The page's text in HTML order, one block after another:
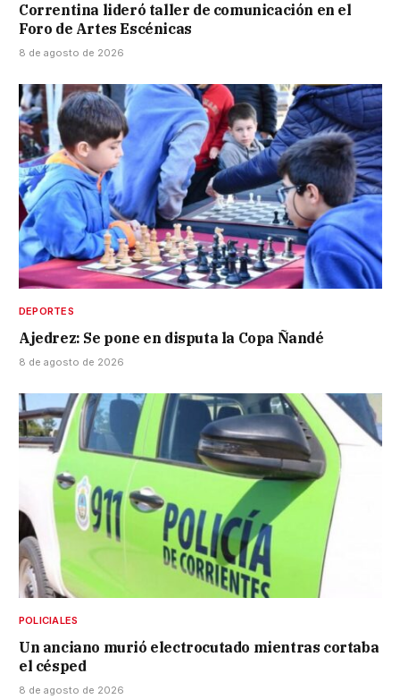
Correntina lideró taller de comunicación en el
Foro de Artes Escénicas
8 de agosto de 2026
DEPORTES
Ajedrez: Se pone en disputa la Copa Ñandé
8 de agosto de 2026
POLICIALES
Un anciano murió electrocutado mientras cortaba
el césped
8 de agosto de 2026